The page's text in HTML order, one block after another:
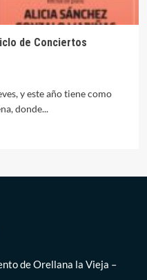
de Conciertos
y este año tiene como
donde...
de Orellana la Vieja –